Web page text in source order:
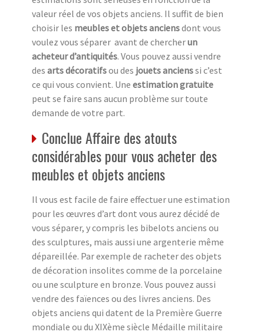
valeur réel de vos objets anciens. Il suffit de bien
choisir les meubles et objets anciensdont vous
voulez vous séparer avant de chercherun
acheteur d’antiquités. Vous pouvez aussi vendre
des arts décoratifsou des jouets ancienssi c’est
ce qui vous convient. Une estimation gratuite
peut se faire sans aucun problème sur toute
demande de votre part.
Conclue Affaire des atouts
considérables pour vous acheter des
meubles et objets anciens
Il vous est facile de faire effectuer une estimation
pour les œuvres d’art dont vous aurez décidé de
vous séparer, y compris les bibelots anciens ou
des sculptures, mais aussi une argenterie même
dépareillée. Par exemple de racheter des objets
de décoration insolites comme de la porcelaine
ou une sculpture en bronze. Vous pouvez aussi
vendre des faïences ou des livres anciens. Des
objets anciens qui datent de la Première Guerre
mondiale ou du XIXème siècle Médaille militaire